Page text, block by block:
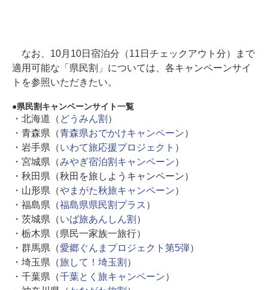
なお、10月10日宿泊分（11日チェックアウト分）まで
適用可能な「県民割」については、各キャンペーンサイ
トを参照いただきたい。
県民割キャンペーンサイト一覧
・北海道（ どうみん割 ）
・青森県（青森県おでかけキャンペーン）
・岩手県（いわて旅応援プロジェクト ）
・宮城県（みやぎ宿泊割キャンペーン）
・秋田県（秋田を旅しようキャンペーン）
・山形県（やまがた秋旅キャンペーン）
・福島県（福島県県民割プラス ）
・茨城県（いば旅あんしん割 ）
・栃木県（県民一家族一旅行）
・群馬県（愛郷ぐんまプロジェクト第5弾）
・埼玉県（旅して！埼玉割 ）
・千葉県（千葉とく旅キャンペーン）